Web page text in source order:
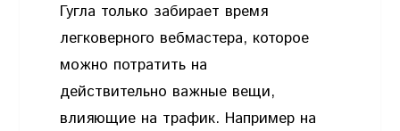
Гугла только забирает время
легковерного вебмастера, которое
можно потратить на
действительно важные вещи,
влияющие на трафик. Например на